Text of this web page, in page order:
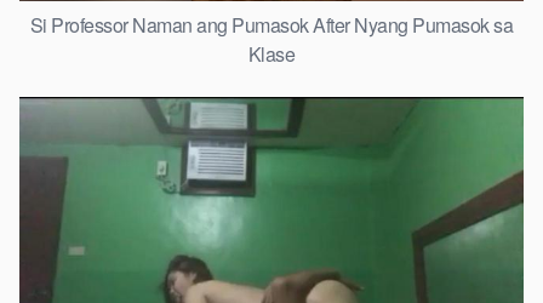
Si Professor Naman ang Pumasok After Nyang Pumasok sa
Klase